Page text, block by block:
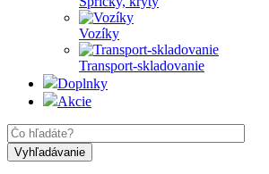
Vozíky
Transport-skladovanie
Doplnky
Akcie